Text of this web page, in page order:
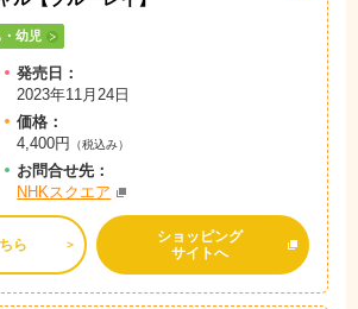
・幼児
発売日：
2023年11月24日
価格：
4,400円
（税込み）
お問合せ先：
NHKスクエア
ら
ショッピング
サイトへ